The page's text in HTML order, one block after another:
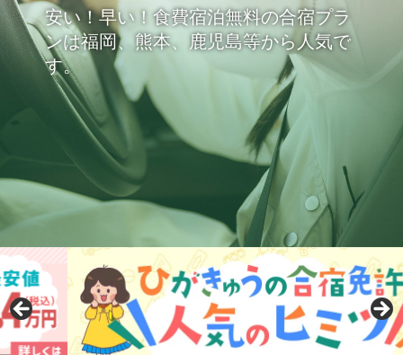
安い！早い！食費宿泊無料の合宿プラ
ンは福岡、熊本、鹿児島等から人気で
す。